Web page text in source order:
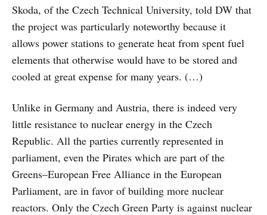
Skoda, of the Czech Technical University, told DW that
the project was particularly noteworthy because it
allows power stations to generate heat from spent fuel
elements that otherwise would have to be stored and
cooled at great expense for many years. (…)
Unlike in Germany and Austria, there is indeed very
little resistance to nuclear energy in the Czech
Republic. All the parties currently represented in
parliament, even the Pirates which are part of the
Greens–European Free Alliance in the European
Parliament, are in favor of building more nuclear
reactors. Only the Czech Green Party is against nuclear